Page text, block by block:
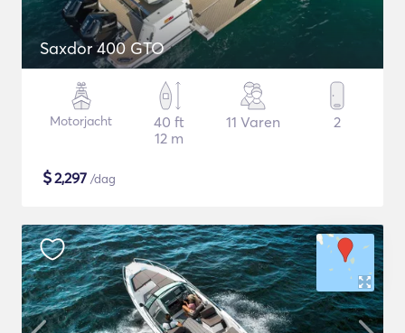
Saxdor 400 GTO
Motorjacht
40 ft
12 m
11 Varen 2
$2,297 /dag